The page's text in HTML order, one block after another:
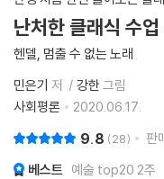
난처한 클래식 수
헨델, 멈출 수 없는 노래
민은기 저 강한 그림
사회평론
2020.06.17.
9.8 28 판
베스트 예술 top20 2주